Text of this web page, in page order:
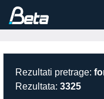
Rezultati pretrage:
Rezultata: 3325